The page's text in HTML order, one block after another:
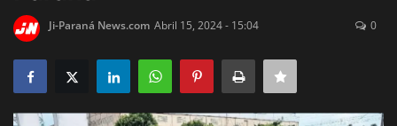
Acidente
Ji-Paraná News.com Abril 15, 2024 - 15:04 0